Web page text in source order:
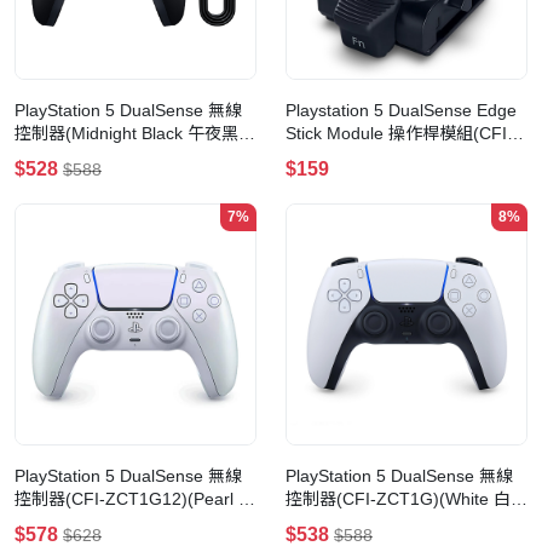
PlayStation 5 DualSense 無線
控制器(Midnight Black 午夜黑
+USB連接線)
$528 $588
Playstation 5 DualSense Edge
Stick Module 操作桿模組(CFI-
ZSM1G)
$159
7%
PlayStation 5 DualSense 無線
控制器(CFI-ZCT1G12)(Pearl 閃
耀珍珠白)
$578 $628
8%
PlayStation 5 DualSense 無線
控制器(CFI-ZCT1G)(White 白
色)
$538 $588